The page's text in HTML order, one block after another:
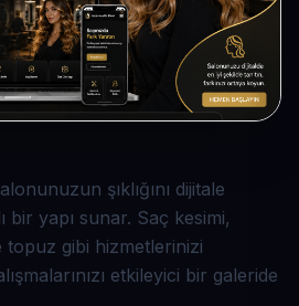
şıklığını dijitale
bir yapı sunar. Saç kesimi,
topuz gibi hizmetlerinizi
etkileyici bir galeride